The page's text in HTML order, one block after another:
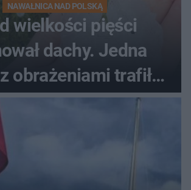
NAWAŁNICA NAD POLSKĄ
wielkości pięści
dachy. Jedna
obrażeniami trafiła
do szpitala